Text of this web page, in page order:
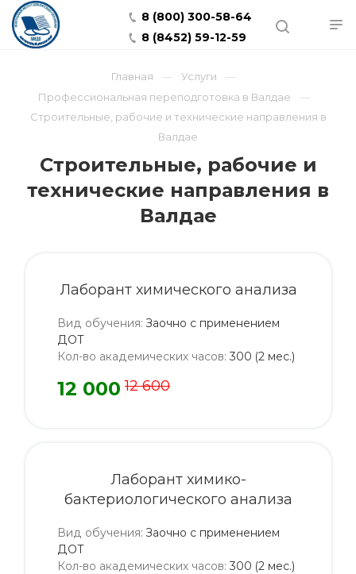
8 (800) 300-58-64
8 (8452) 59-12-59
Главная
Услуги
Профессиональная переподготовка в Валдае
Строительные, рабочие и технические направления в
Валдае
Строительные, рабочие и
технические направления в
Валдае
Лаборант химического анализа
Вид обучения: Заочно с применением
ДОТ
Кол-во академических часов: 300 (2 мес.)
12 000 12 600
Лаборант химико-
бактериологического анализа
Вид обучения: Заочно с применением
ДОТ
Кол-во академических часов: 300 (2 мес.)